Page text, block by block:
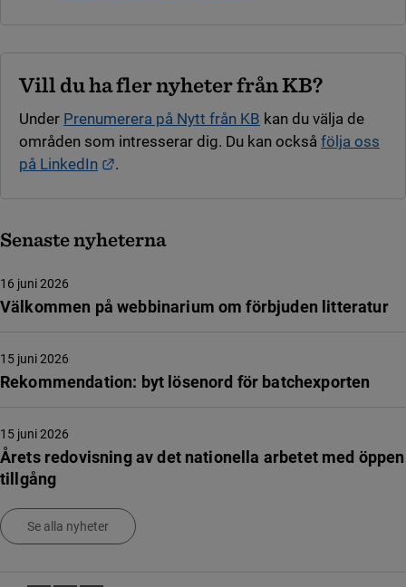
Vill du ha fler nyheter från KB?
Under Prenumerera på Nytt från KB kan du välja de
områden som intresserar dig. Du kan också följa oss
på LinkedIn
Länk till annan webbplats.
.
Senaste nyheterna
Välkommen på webbinarium om förbjuden litteratur
16 juni 2026
Rekommendation: byt lösenord för batchexporten
15 juni 2026
Årets redovisning av det nationella arbetet med öppen
tillgång
15 juni 2026
Se alla nyheter